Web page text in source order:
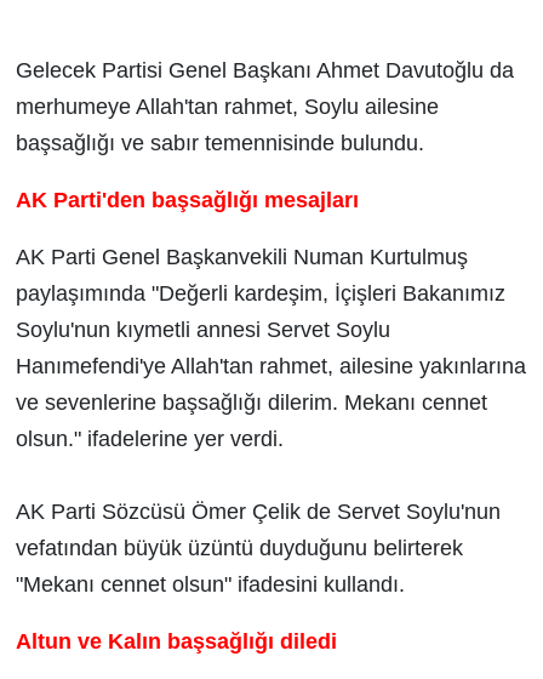
Gelecek Partisi Genel Başkanı Ahmet Davutoğlu da
merhumeye Allah'tan rahmet, Soylu ailesine
başsağlığı ve sabır temennisinde bulundu.
AK Parti'den başsağlığı mesajları
AK Parti Genel Başkanvekili Numan Kurtulmuş
paylaşımında "Değerli kardeşim, İçişleri Bakanımız
Soylu'nun kıymetli annesi Servet Soylu
Hanımefendi'ye Allah'tan rahmet, ailesine yakınlarına
ve sevenlerine başsağlığı dilerim. Mekanı cennet
olsun." ifadelerine yer verdi.
AK Parti Sözcüsü Ömer Çelik de Servet Soylu'nun
vefatından büyük üzüntü duyduğunu belirterek
"Mekanı cennet olsun" ifadesini kullandı.
Altun ve Kalın başsağlığı diledi